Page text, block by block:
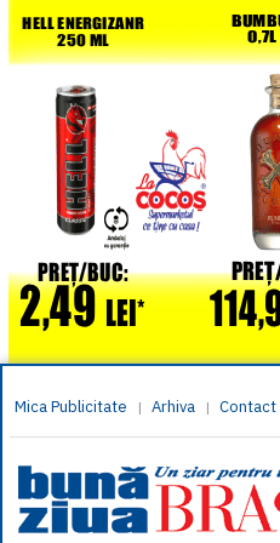
Mica Publicitate | Arhiva | Contact